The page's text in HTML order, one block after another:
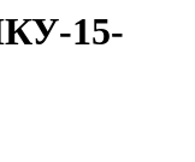
15-